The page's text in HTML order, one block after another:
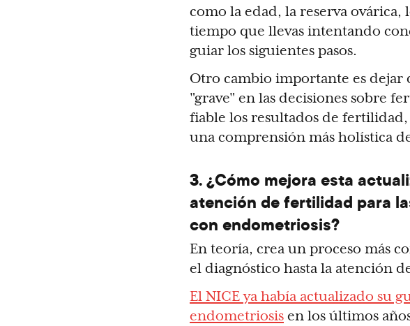
como la edad, la reserva ovárica,
tiempo que llevas intentando
guiar los siguientes pasos.
Otro cambio importante es dejar
"grave" en las decisiones sobre
fiable los resultados de fertilidad,
una comprensión más holística
3. ¿Cómo mejora esta
atención de fertilidad para
con endometriosis?
En teoría, crea un proceso más
el diagnóstico hasta la atención
El NICE ya había actualizado su
endometriosis en los últimos